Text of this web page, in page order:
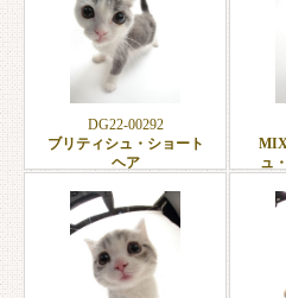
DG22-00292
ブリティシュ・ショート
ヘア
ュ